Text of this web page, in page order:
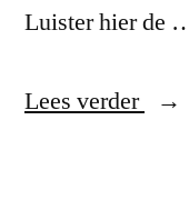
Luister hier de
Lees verder
“#9